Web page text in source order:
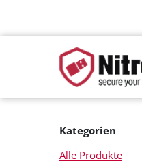
Kategorien
Alle Produkte